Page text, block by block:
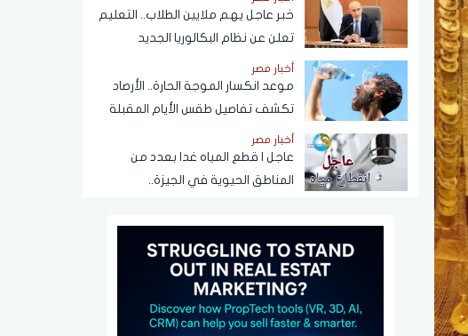
خبر عاجل يهم ملايين الطلاب.. التعليم
تعلن عن نظام البكالوريا الجديد
أخبار مصر
موعد انكسار الموجة الحارة.. الأرصاد
تكشف تفاصيل طقس الأيام المقبلة
أخبار مصر
عاجل | قطع المياه غدا بعدد من
المناطق الحيوية في الجيزة..
احتياجاتهم